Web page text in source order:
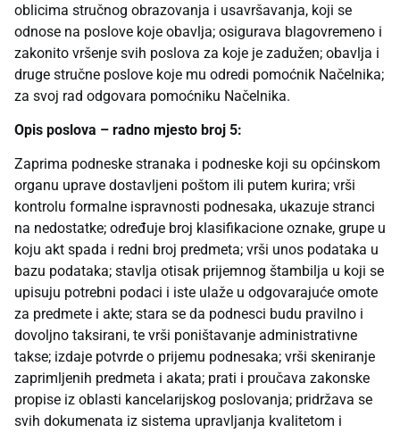
oblicima stručnog obrazovanja i usavršavanja, koji se
odnose na poslove koje obavlja; osigurava blagovremeno i
zakonito vršenje svih poslova za koje je zadužen; obavlja i
druge stručne poslove koje mu odredi pomoćnik Načelnika;
za svoj rad odgovara pomoćniku Načelnika.
Opis poslova – radno mjesto broj 5:
Zaprima podneske stranaka i podneske koji su općinskom
organu uprave dostavljeni poštom ili putem kurira; vrši
kontrolu formalne ispravnosti podnesaka, ukazuje stranci
na nedostatke; određuje broj klasifikacione oznake, grupe u
koju akt spada i redni broj predmeta; vrši unos podataka u
bazu podataka; stavlja otisak prijemnog štambilja u koji se
upisuju potrebni podaci i iste ulaže u odgovarajuće omote
za predmete i akte; stara se da podnesci budu pravilno i
dovoljno taksirani, te vrši poništavanje administrativne
takse; izdaje potvrde o prijemu podnesaka; vrši skeniranje
zaprimljenih predmeta i akata; prati i proučava zakonske
propise iz oblasti kancelarijskog poslovanja; pridržava se
svih dokumenata iz sistema upravljanja kvalitetom i